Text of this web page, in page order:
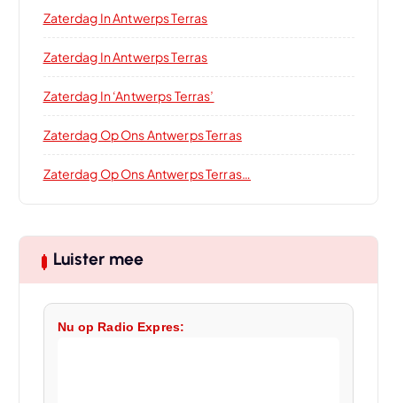
Zaterdag In Antwerps Terras
Zaterdag In Antwerps Terras
Zaterdag In ‘Antwerps Terras’
Zaterdag Op Ons Antwerps Terras
Zaterdag Op Ons Antwerps Terras…
Luister mee
Nu op Radio Expres: